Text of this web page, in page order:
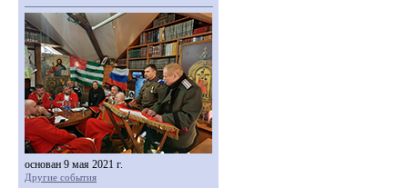
основан 9 мая 2021 г.
Другие события